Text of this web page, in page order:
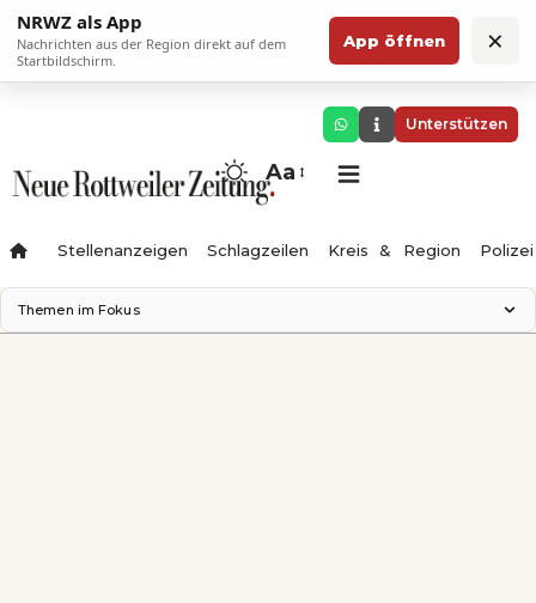
NRWZ als App
Nachrichten aus der Region direkt auf dem
Startbildschirm.
App öffnen ×
Unterstützen
Aa
Stellenanzeigen Schlagzeilen Kreis & Region Polizei
Themen im Fokus